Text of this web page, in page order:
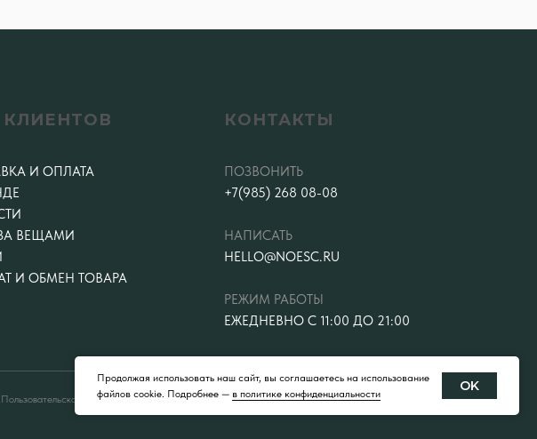
Продолжая использовать наш сайт, вы соглашаетесь на использование
файлов cookie. Подробнее — в политике конфиденциальности
OK
КЛИЕНТОВ
И ОПЛАТА
ВЕЩАМИ
И ОБМЕН ТОВАРА
КОНТАКТЫ
ПОЗВОНИТЬ
+7(985) 268 08-08
НАПИСАТЬ
HELLO@NOESC.RU
РЕЖИМ РАБОТЫ
ЕЖЕДНЕВНО С 11:00 ДО 21:00
Пользовательское соглашение